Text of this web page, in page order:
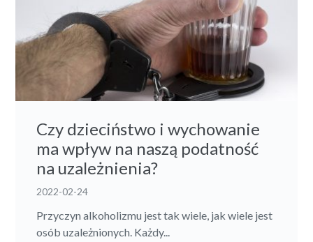
Czy dzieciństwo i wychowanie
ma wpływ na naszą podatność
na uzależnienia?
2022-02-24
Przyczyn alkoholizmu jest tak wiele, jak wiele jest
osób uzależnionych. Każdy...